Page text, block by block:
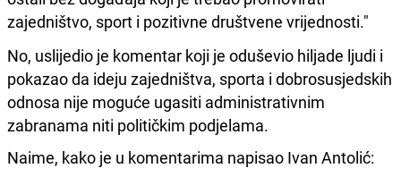
zajedništvo, sport i pozitivne društvene vrijednosti."
No, uslijedio je komentar koji je oduševio hiljade ljudi i
pokazao da ideju zajedništva, sporta i dobrosusjedskih
odnosa nije moguće ugasiti administrativnim
zabranama niti političkim podjelama.
Naime, kako je u komentarima napisao Ivan Antolić: